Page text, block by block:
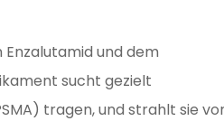
und dem
sucht gezielt
tragen, und strahlt sie